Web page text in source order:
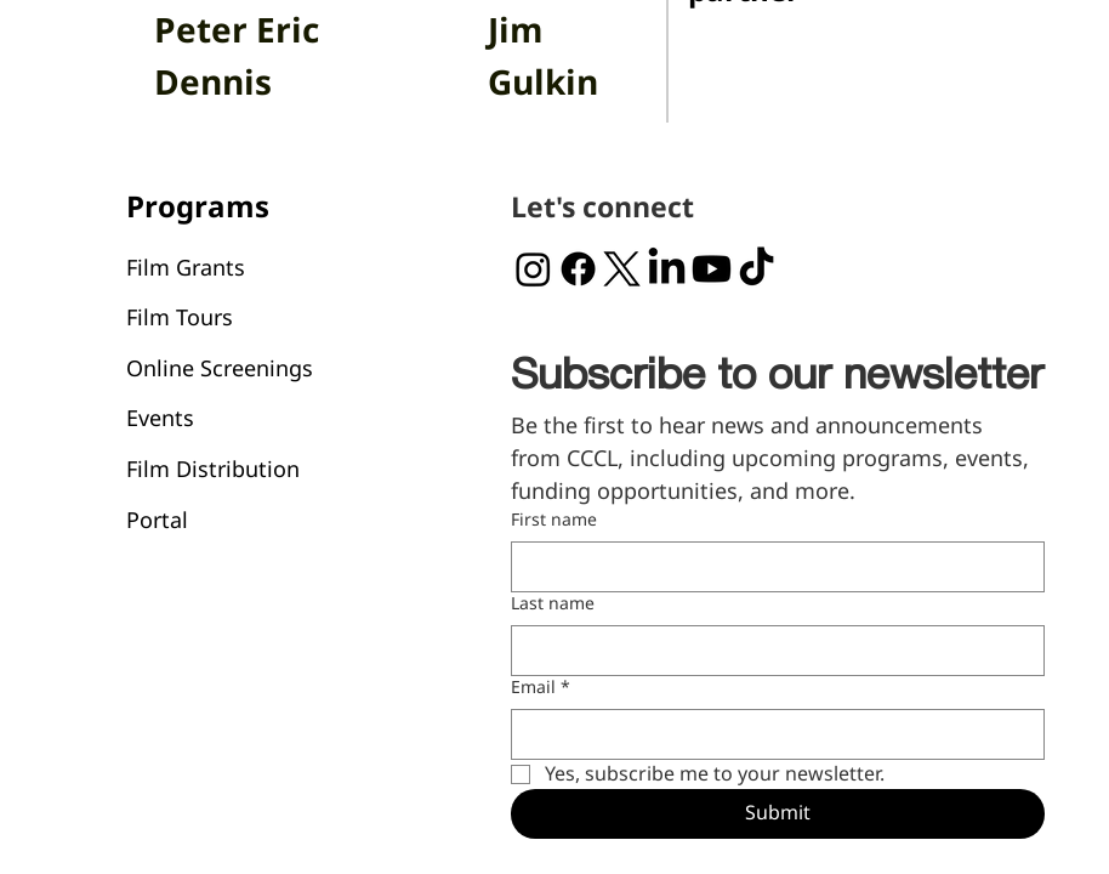
Peter Eric
Dennis
Jim
Gulkin
Let's connect
Subscribe to our newsletter
Be the first to hear news and announcements
from CCCL, including upcoming programs, events,
funding opportunities, and more.
First name
Last name
Email *
Yes, subscribe me to your newsletter.
Submit
Programs
Film Grants
Film Tours
Online Screenings
Events
Film Distribution
Portal